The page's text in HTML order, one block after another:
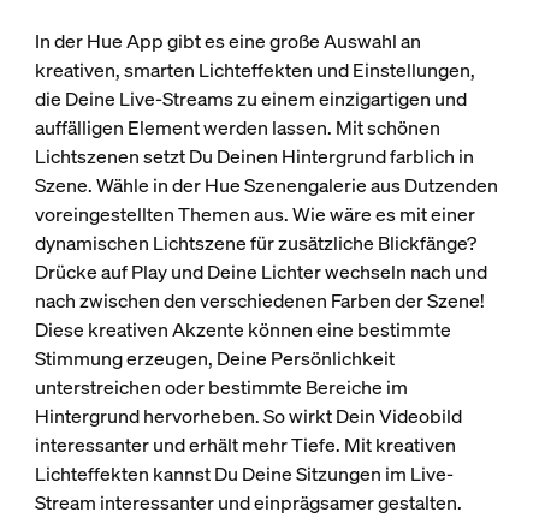
In der Hue App gibt es eine große Auswahl an
kreativen, smarten Lichteffekten und Einstellungen,
die Deine Live-Streams zu einem einzigartigen und
auffälligen Element werden lassen. Mit schönen
Lichtszenen setzt Du Deinen Hintergrund farblich in
Szene. Wähle in der Hue Szenengalerie aus Dutzenden
voreingestellten Themen aus. Wie wäre es mit einer
dynamischen Lichtszene für zusätzliche Blickfänge?
Drücke auf Play und Deine Lichter wechseln nach und
nach zwischen den verschiedenen Farben der Szene!
Diese kreativen Akzente können eine bestimmte
Stimmung erzeugen, Deine Persönlichkeit
unterstreichen oder bestimmte Bereiche im
Hintergrund hervorheben. So wirkt Dein Videobild
interessanter und erhält mehr Tiefe. Mit kreativen
Lichteffekten kannst Du Deine Sitzungen im Live-
Stream interessanter und einprägsamer gestalten.